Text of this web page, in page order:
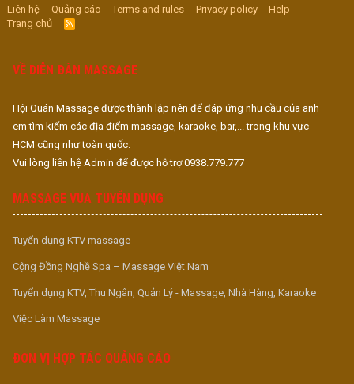
Liên hệ
Quảng cáo Terms and rules Privacy policy
Help
Trang chủ
R
S
VỀ DIỄN ĐÀN MASSAGE
Hội Quán Massage được thành lập nên để đáp ứng nhu cầu của anh
em tìm kiếm các địa điểm massage, karaoke, bar,... trong khu vực
HCM cũng như toàn quốc.
Vui lòng liên hệ Admin để được hỗ trợ 0938.779.777
MASSAGE VUA TUYỂN DỤNG
Tuyển dụng KTV massage
Cộng Đồng Nghề Spa – Massage Việt Nam
Tuyển dụng KTV, Thu Ngân, Quản Lý - Massage, Nhà Hàng, Karaoke
Việc Làm Massage
ĐƠN VỊ HỢP TÁC QUẢNG CÁO